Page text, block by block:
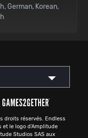
German Korean
droits réservés. Endless
et le logo d'Amplitude
Studios SAS aux